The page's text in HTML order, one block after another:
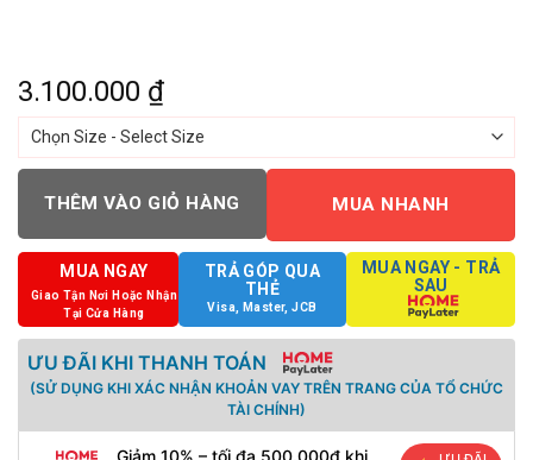
3.100.000 ₫
THÊM VÀO GIỎ HÀNG MUA NHANH
MUA NGAY
Giao Tận Nơi Hoặc Nhận
Tại Cửa Hàng
TRẢ GÓP QUA
THẺ
Visa, Master, JCB
MUA NGAY - TRẢ
SAU
ƯU ĐÃI KHI THANH TOÁN
(SỬ DỤNG KHI XÁC NHẬN KHOẢN VAY TRÊN TRANG CỦA TỔ CHỨC
TÀI CHÍNH)
Giảm 10% – tối đa 500.000đ khi